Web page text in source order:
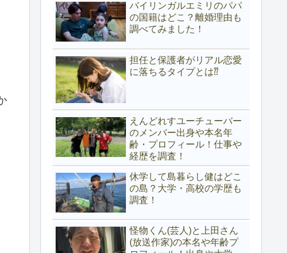
バイリンガルエミリのパパ
の国籍はどこ？離婚理由も
調べてみました！
担任と保護者がリアル恋愛
に落ちるタイプとは⁇
えんどれすユーチューバー
のメンバー出身や本名年
齢・プロフィール！仕事や
経歴を調査！
休学して島暮らし健はどこ
の島？大学・高校の学歴も
調査！
怪物くん(芸人)と上田さん
(放送作家)の本名や年齢プ